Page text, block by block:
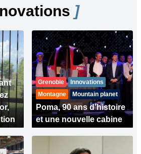
]
Grenoble
Innovations
Montagne
Mountain planet
Poma, 90 ans d’histoire
et une nouvelle cabine